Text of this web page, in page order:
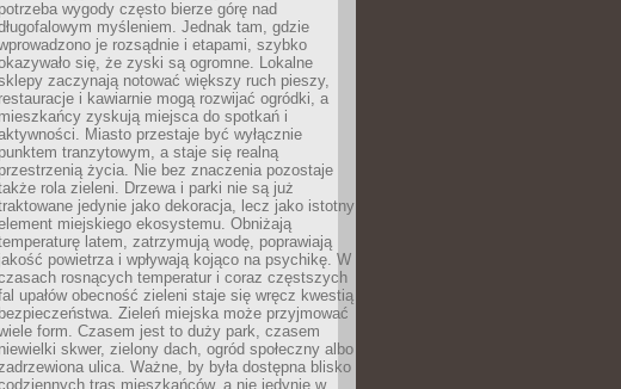
potrzeba wygody często bierze górę nad
myśleniem. Jednak tam, gdzie
je rozsądnie i etapami, szybko
się, że zyski są ogromne. Lokalne
zaczynają notować większy ruch pieszy,
restauracje i kawiarnie mogą rozwijać ogródki, a
mieszkańcy zyskują miejsca do spotkań i
Miasto przestaje być wyłącznie
punktem tranzytowym, a staje się realną
przestrzenią życia. Nie bez znaczenia pozostaje
rola zieleni. Drzewa i parki nie są już
jedynie jako dekoracja, lecz jako istotny
miejskiego ekosystemu. Obniżają
latem, zatrzymują wodę, poprawiają
jakość powietrza i wpływają kojąco na psychikę. W
rosnących temperatur i coraz częstszych
upałów obecność zieleni staje się wręcz kwestią
bezpieczeństwa. Zieleń miejska może przyjmować
form. Czasem jest to duży park, czasem
niewielki skwer, zielony dach, ogród społeczny albo
ulica. Ważne, by była dostępna blisko
tras mieszkańców, a nie jedynie w